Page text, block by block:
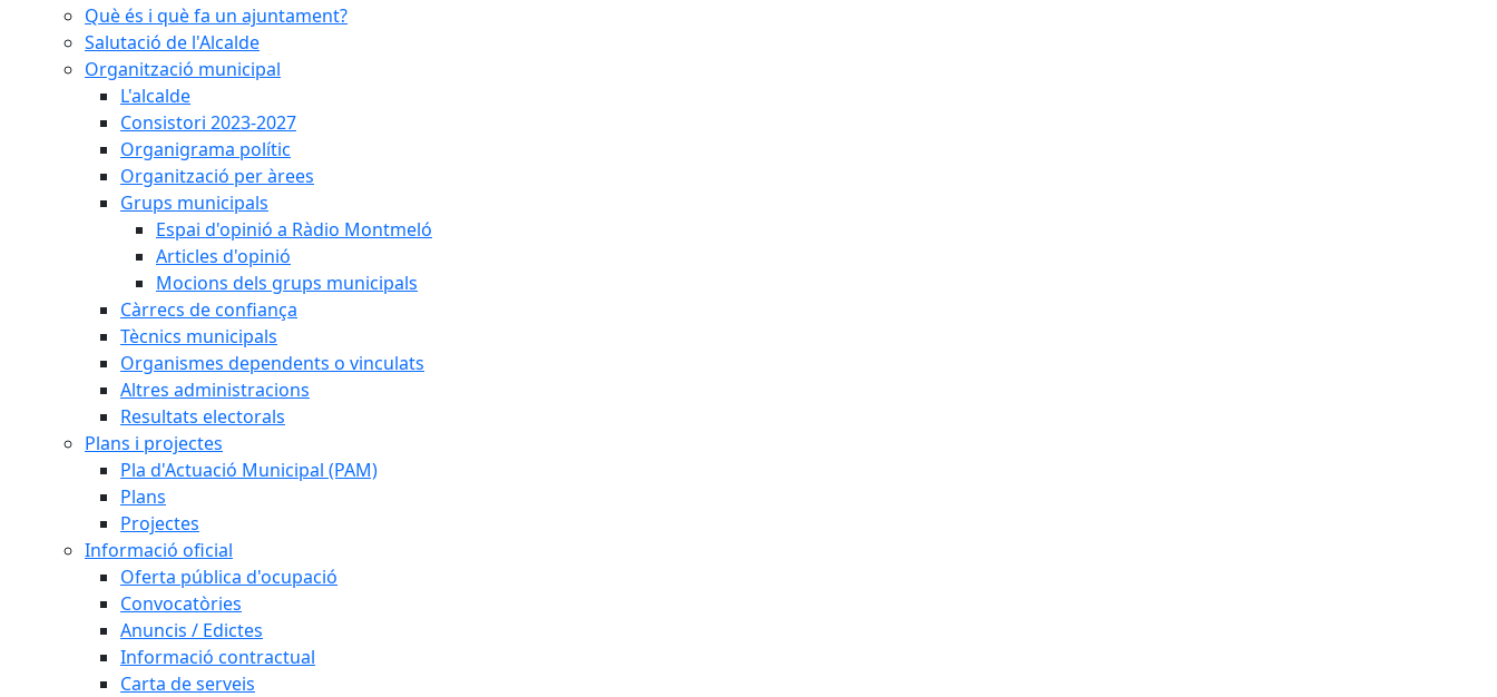
Què és i què fa un ajuntament?
Salutació de l'Alcalde
Organització municipal
L'alcalde
Consistori 2023-2027
Organigrama polític
Organització per àrees
Grups municipals
Espai d'opinió a Ràdio Montmeló
Articles d'opinió
Mocions dels grups municipals
Càrrecs de confiança
Tècnics municipals
Organismes dependents o vinculats
Altres administracions
Resultats electorals
Plans i projectes
Pla d'Actuació Municipal (PAM)
Plans
Projectes
Informació oficial
Oferta pública d'ocupació
Convocatòries
Anuncis / Edictes
Informació contractual
Carta de serveis